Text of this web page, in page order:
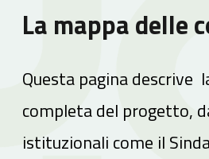
La mappa delle
Questa pagina descrive
completa del progetto,
istituzionali come il